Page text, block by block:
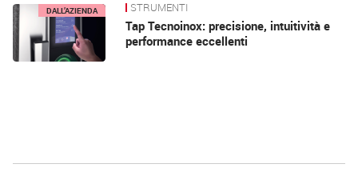
News DALL’AZIENDA STRUMENTI
Tap Tecnoinox: precisione, intuitività e
performance eccellenti